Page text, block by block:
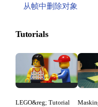
从帧中删除对象
Tutorials
LEGO&reg; Tutorial